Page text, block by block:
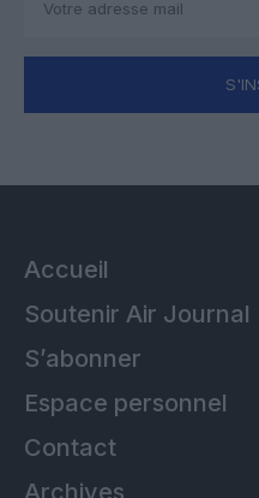
Accueil
Soutenir Air Journal
S’abonner
Espace personnel
Contact
Archives